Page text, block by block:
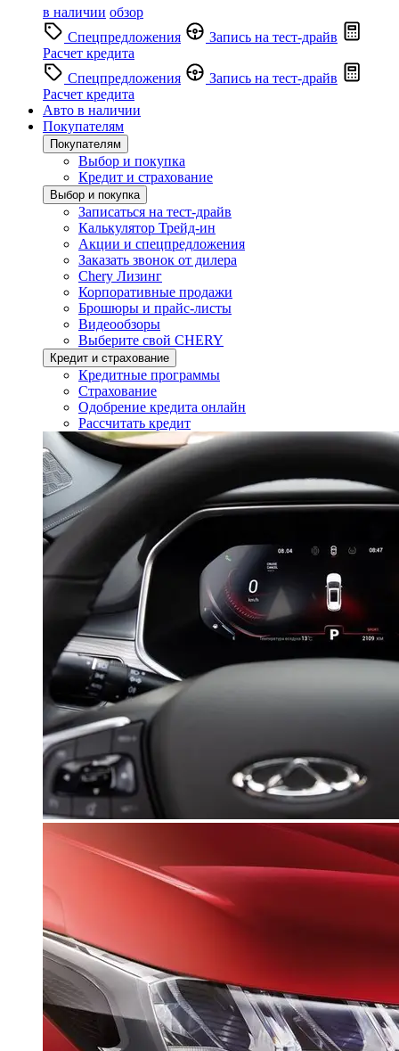
в наличии обзор
Спецпредложения
Запись на тест-драйв
Расчет кредита
Спецпредложения
Запись на тест-драйв
Расчет кредита
Авто в наличии
Покупателям
Покупателям
Выбор и покупка
Кредит и страхование
Выбор и покупка
Записаться на тест-драйв
Калькулятор Трейд-ин
Акции и спецпредложения
Заказать звонок от дилера
Chery Лизинг
Корпоративные продажи
Брошюры и прайс-листы
Видеообзоры
Выберите свой CHERY
Кредит и страхование
Кредитные программы
Страхование
Одобрение кредита онлайн
Рассчитать кредит